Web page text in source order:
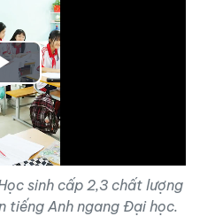
Play
Video
sinh cấp 2,3 chất lượng
tiếng Anh ngang Đại học.